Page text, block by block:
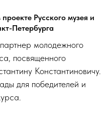
Русского музея и
Петербурга
молодежного
посвященного
Константиновичу.
для победителей и